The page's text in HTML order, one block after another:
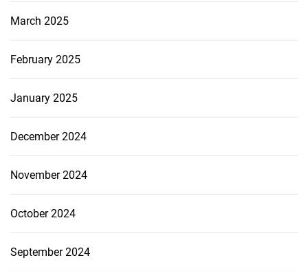
March 2025
February 2025
January 2025
December 2024
November 2024
October 2024
September 2024